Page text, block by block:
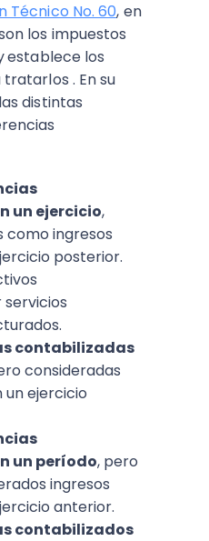
Técnico No. 60, en
los impuestos
establece los
. En su
distintas
un ejercicio,
como ingresos
posterior.
contabilizadas
consideradas
ejercicio
un período, pero
ingresos
anterior.
contabilizados